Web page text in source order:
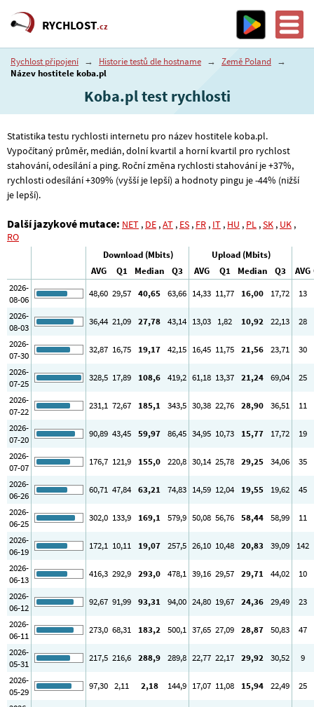
RYCHLOST.cz
Rychlost připojení → Historie testů dle hostname → Země Poland →
Název hostitele koba.pl
Koba.pl test rychlosti
Statistika testu rychlosti internetu pro název hostitele koba.pl.
Vypočítaný průměr, medián, dolní kvartil a horní kvartil pro rychlost
stahování, odesílání a ping. Roční změna rychlosti stahování je +37%,
rychlosti odesílání +309% (vyšší je lepší) a hodnoty pingu je -44% (nižší
je lepší).
Další jazykové mutace: NET , DE ,AT , ES , FR , IT , HU , PL ,SK , UK ,
RO
Download (Mbits)
Upload (Mbits)
AVG
Q1 Median Q3 AVG Q1 Median Q3 AVG
2026-
08-06
48,60 29,57 40,65 63,66 14,33 11,77 16,00 17,72
13
2026-
08-03
36,44 21,09 27,78 43,14 13,03 1,82 10,92 22,13
28
2026-
07-30
32,87 16,75 19,17 42,15 16,45 11,75 21,56 23,71
30
2026-
07-25
328,5 17,89 108,6 419,2 61,18 13,37 21,24 69,04
25
2026-
07-22
231,1 72,67 185,1 343,5 30,38 22,76 28,90 36,51
11
2026-
07-20
90,89 43,45 59,97 86,45 34,95 10,73 15,77 17,72
19
2026-
07-07
176,7 121,9 155,0 220,8 30,14 25,78 29,25 34,06
35
2026-
06-26
60,71 47,84 63,21 74,83 14,59 12,04 19,55 19,62
45
2026-
06-25
302,0 133,9 169,1 579,9 50,08 56,76 58,44 58,99
11
2026-
06-19
172,1 10,11 19,07 257,5 26,10 10,48 20,83 39,09
142
2026-
06-13
416,3 292,9 293,0 478,1 39,16 29,57 29,71 44,02
10
2026-
06-12
92,67 91,99 93,31 94,00 24,80 19,67 24,36 29,49
23
2026-
06-11
273,0 68,31 183,2 500,1 37,65 27,09 28,87 50,83
47
2026-
05-31
217,5 216,6 288,9 289,8 22,77 22,17 29,92 30,52
9
2026-
05-29
97,30 2,11 2,18 144,9 17,07 11,08 15,94 22,49
25